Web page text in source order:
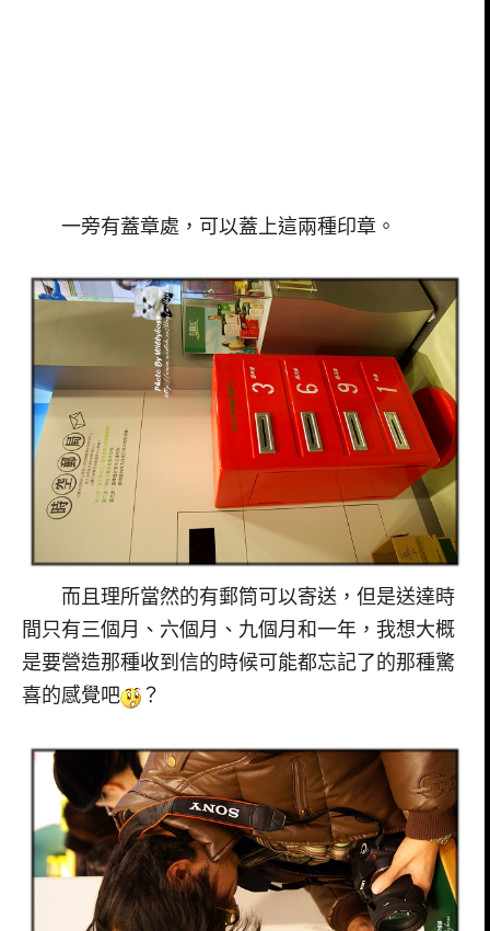
一旁有蓋章處，可以蓋上這兩種印章。
而且理所當然的有郵筒可以寄送，但是送達時
間只有三個月、六個月、九個月和一年，我想大概
是要營造那種收到信的時候可能都忘記了的那種驚
喜的感覺吧
？